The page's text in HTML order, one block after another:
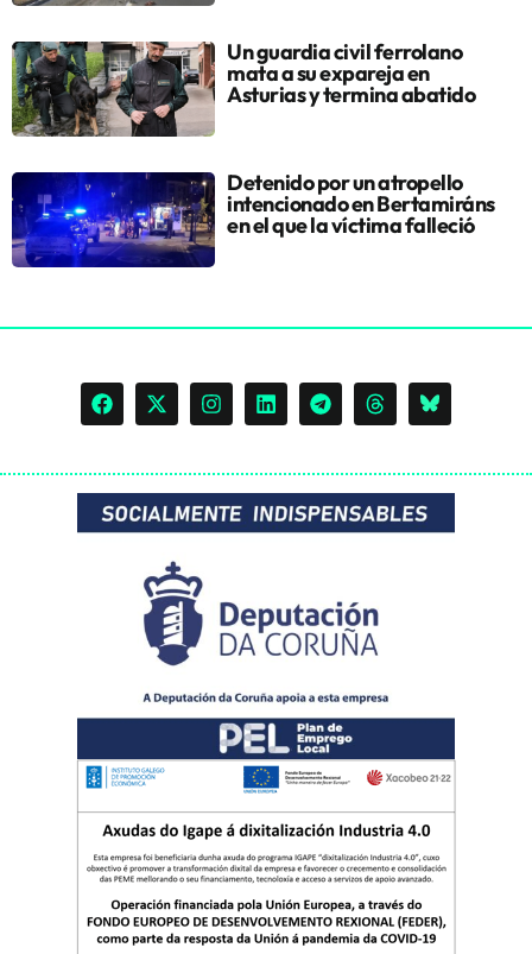
Un guardia civil ferrolano
mata a su expareja en
Asturias y termina abatido
Detenido por un atropello
intencionado en Bertamiráns
en el que la víctima falleció